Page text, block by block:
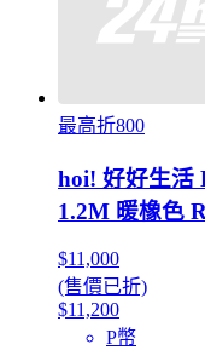
最高折800
hoi! 好好生活
1.2M 暖橡色
$11,000
(售價已折)
$11,200
P幣